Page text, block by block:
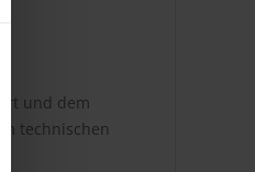
und dem
technischen